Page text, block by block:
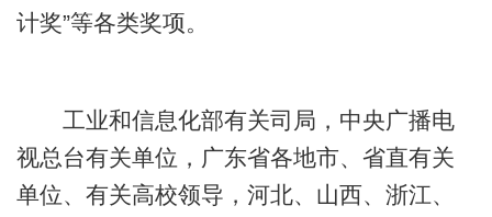
计奖”等各类奖项。
工业和信息化部有关司局，中央广播电
视总台有关单位，广东省各地市、省直有关
单位、有关高校领导，河北、山西、浙江、